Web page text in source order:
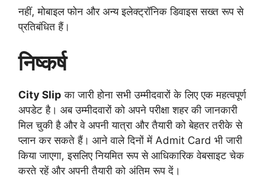
नहीं, मोबाइल फोन और अन्य इलेक्ट्रॉनिक डिवाइस सख्त रूप से
प्रतिबंधित हैं।
निष्कर्ष
City Slip का जारी होना सभी उम्मीदवारों के लिए एक महत्वपूर्ण
अपडेट है। अब उम्मीदवारों को अपने परीक्षा शहर की जानकारी
मिल चुकी है और वे अपनी यात्रा और तैयारी को बेहतर तरीके से
प्लान कर सकते हैं। आने वाले दिनों में Admit Card भी जारी
किया जाएगा, इसलिए नियमित रूप से आधिकारिक वेबसाइट चेक
करते रहें और अपनी तैयारी को अंतिम रूप दें।